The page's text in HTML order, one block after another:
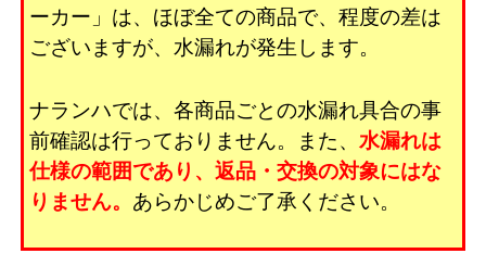
ーカー」は、ほぼ全ての商品で、程度の差は
ございますが、水漏れが発生します。
ナランハでは、各商品ごとの水漏れ具合の事
前確認は行っておりません。また、水漏れは
仕様の範囲であり、返品・交換の対象にはな
りません。 あらかじめご了承ください。